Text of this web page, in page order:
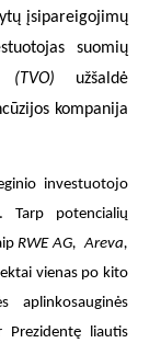
įsipareigojimų
suomių
užšaldė
kompanija
investuotojo
Tarp potencialių
RWE AG, Areva,
vienas po kito
aplinkosauginės
Prezidentę liautis